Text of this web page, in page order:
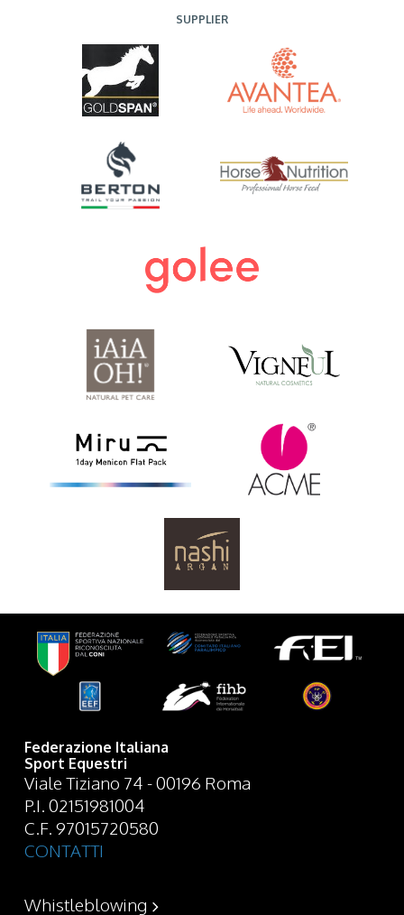
SUPPLIER
Federazione Italiana
Sport Equestri
Viale Tiziano 74 - 00196 Roma
P.I. 02151981004
C.F. 97015720580
CONTATTI
Whistleblowing